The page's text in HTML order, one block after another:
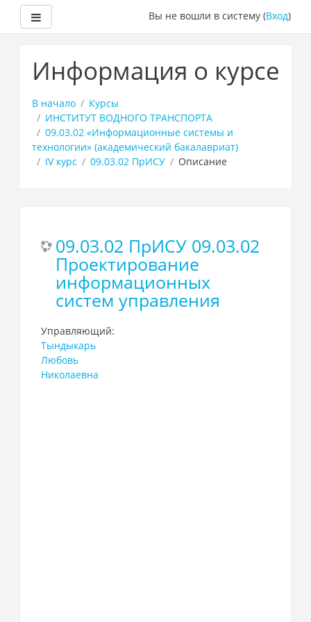
основному
Вы не вошли в систему (Вход)
Информация о курсе
В начало
Курсы
ИНСТИТУТ ВОДНОГО ТРАНСПОРТА
09.03.02 «Информационные системы и
технологии» (академический бакалавриат)
IV курс
09.03.02 ПрИСУ Описание
09.03.02 ПрИСУ 09.03.02
Проектирование
информационных
систем управления
Управляющий:
Тындыкарь
Любовь
Николаевна